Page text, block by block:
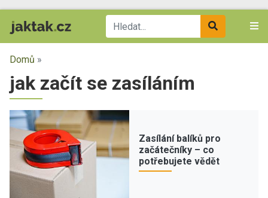
Domů »
jak začít se zasíláním
Zasílání balíků pro
začátečníky – co
potřebujete vědět